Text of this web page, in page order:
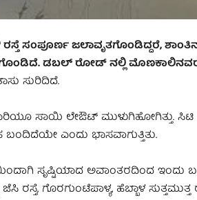
ಸಂಪೂರ್ಣ ಜಲಾವೃತಗೊಂಡಿದ್ದರೆ,
ಡಬಲ್ ರೋಡ್ ​​ನಲ್ಲಿ
ಸುರಿದಿದೆ.
ಸಾಯಿ ಲೇಔಟ್​​ ಮುಳುಗಿಹೋಗಿತ್ತು.
ಬಂದಿದೆಯೇ ಎಂದು ಭಾಸವಾಗುತ್ತಿತು.
ಸೃಷ್ಟಿಯಾದ ಅವಾಂತರದಿಂದ ಇಂದು
ರಸ್ತೆ, ಗೊರಗುಂಟೆಪಾಳ್ಯ, ಹೆಬ್ಬಾಳ